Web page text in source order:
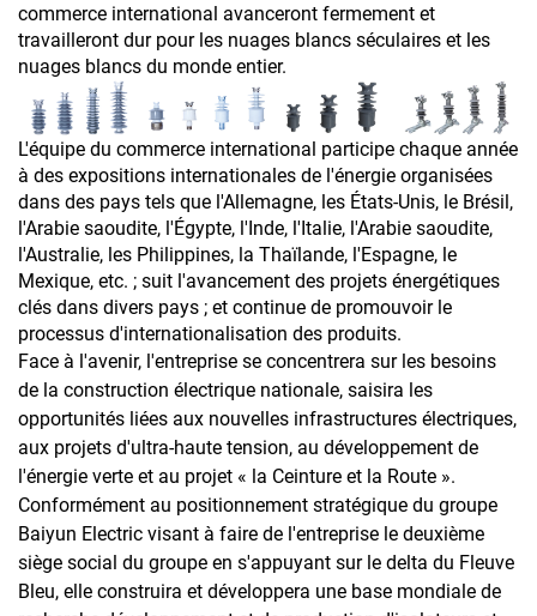
commerce international avanceront fermement et
travailleront dur pour les nuages blancs séculaires et les
nuages blancs du monde entier.
L'équipe du commerce international participe chaque année
à des expositions internationales de l'énergie organisées
dans des pays tels que l'Allemagne, les États-Unis, le Brésil,
l'Arabie saoudite, l'Égypte, l'Inde, l'Italie, l'Arabie saoudite,
l'Australie, les Philippines, la Thaïlande, l'Espagne, le
Mexique, etc. ; suit l'avancement des projets énergétiques
clés dans divers pays ; et continue de promouvoir le
processus d'internationalisation des produits.
Face à l'avenir, l'entreprise se concentrera sur les besoins
de la construction électrique nationale, saisira les
opportunités liées aux nouvelles infrastructures électriques,
aux projets d'ultra-haute tension, au développement de
l'énergie verte et au projet « la Ceinture et la Route ».
Conformément au positionnement stratégique du groupe
Baiyun Electric visant à faire de l'entreprise le deuxième
siège social du groupe en s'appuyant sur le delta du Fleuve
Bleu, elle construira et développera une base mondiale de